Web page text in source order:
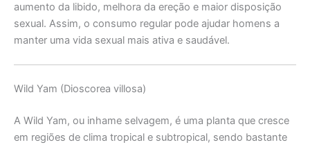
aumento da libido, melhora da ereção e maior disposição
sexual. Assim, o consumo regular pode ajudar homens a
manter uma vida sexual mais ativa e saudável.
Wild Yam (Dioscorea villosa)
A Wild Yam, ou inhame selvagem, é uma planta que cresce
em regiões de clima tropical e subtropical, sendo bastante